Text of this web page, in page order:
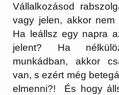
Vállalkozásod
vagy jelen, akkor
Ha leállsz egy napra
jelent? Ha
munkádban, akkor
van, s ezért még
elmenni?! És hogy